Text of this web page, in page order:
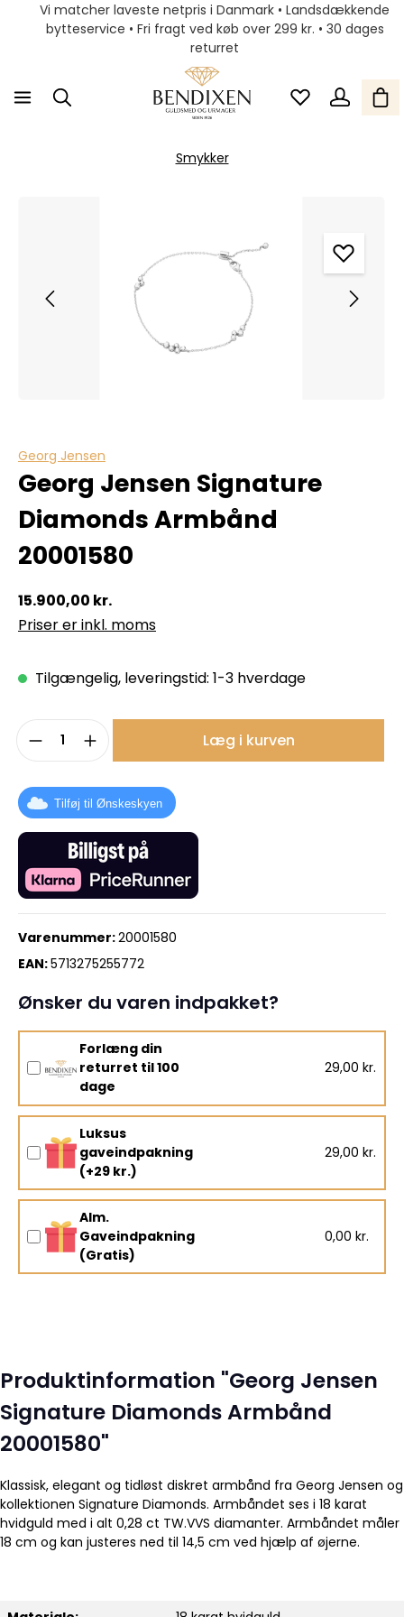
Vi matcher laveste netpris i Danmark • Landsdækkende
bytteservice • Fri fragt ved køb over 299 kr. • 30 dages
returret
Smykker
Georg Jensen
Georg Jensen Signature
Diamonds Armbånd
20001580
15.900,00 kr.
Priser er inkl. moms
Tilgængelig, leveringstid: 1-3 hverdage
Produktmængde: Indtast det
Læg i kurven
Tilføj til Ønskeskyen
Varenummer:20001580
EAN:5713275255772
Ønsker du varen indpakket?
Forlæng din
returret til 100
dage
29,00 kr.
Luksus
gaveindpakning
(+29 kr.)
29,00 kr.
Alm.
Gaveindpakning
(Gratis)
0,00 kr.
Produktinformation "Georg Jensen
Signature Diamonds Armbånd
20001580"
Klassisk, elegant og tidløst diskret armbånd fra Georg Jensen og
kollektionen Signature Diamonds. Armbåndet ses i 18 karat
hvidguld med i alt 0,28 ct TW.VVS diamanter. Armbåndet måler
18 cm og kan justeres ned til 14,5 cm ved hjælp af øjerne.